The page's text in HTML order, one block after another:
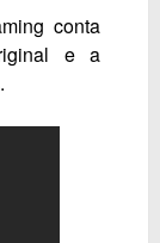
conta
e a